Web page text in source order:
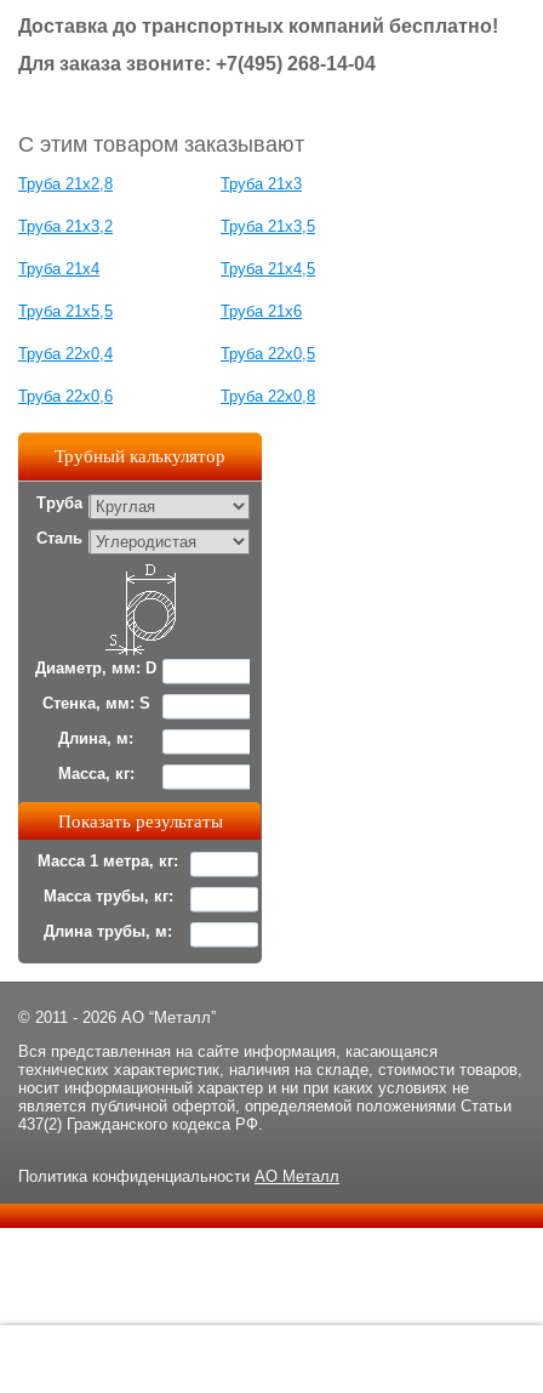
Доставка до транспортных компаний бесплатно!
Для заказа звоните: +7(495) 268-14-04
С этим товаром заказывают
Труба 21x2,8 Труба 21x3
Труба 21x3,2 Труба 21x3,5
Труба 21x4 Труба 21x4,5
Труба 21х5,5 Труба 21x6
Труба 22x0,4 Труба 22x0,5
Труба 22x0,6 Труба 22x0,8
Трубный калькулятор
Труба
Сталь
Диаметр, мм: D
Стенка, мм: S
Длина, м:
Масса, кг:
Масса 1 метра, кг:
Масса трубы, кг:
Длина трубы, м:
© 2011 - 2026 АО “Металл”
Вся представленная на сайте информация, касающаяся
технических характеристик, наличия на складе, стоимости товаров,
носит информационный характер и ни при каких условиях не
является публичной офертой, определяемой положениями Статьи
437(2) Гражданского кодекса РФ.
Политика конфиденциальности АО Металл